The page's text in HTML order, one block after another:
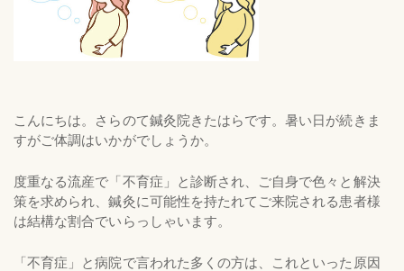
こんにちは。さらのて鍼灸院きたはらです。暑い日が続きま
すがご体調はいかがでしょうか。
度重なる流産で「不育症」と診断され、ご自身で色々と解決
策を求められ、鍼灸に可能性を持たれてご来院される患者様
は結構な割合でいらっしゃいます。
「不育症」と病院で言われた多くの方は、これといった原因